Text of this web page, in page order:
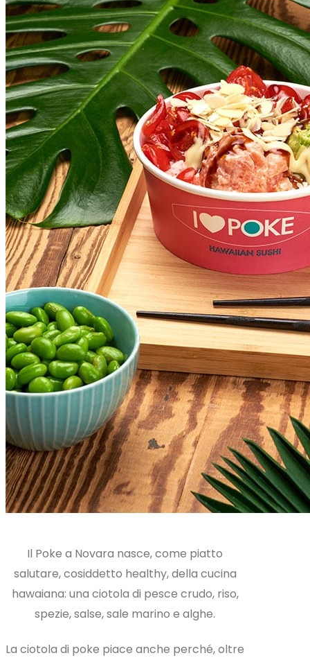
Il Poke a Novara nasce, come piatto
salutare, cosiddetto healthy, della cucina
hawaiana: una ciotola di pesce crudo, riso,
spezie, salse, sale marino e alghe.
La ciotola di poke piace anche perché, oltre